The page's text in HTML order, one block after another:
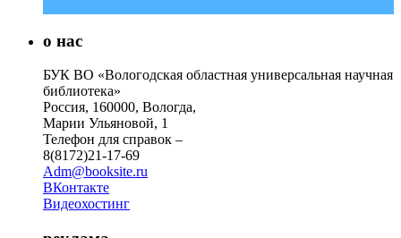
о нас
БУК ВО «Вологодская областная универсальная научная
библиотека»
Россия, 160000, Вологда,
Марии Ульяновой, 1
Телефон для справок –
8(8172)21-17-69
Adm@booksite.ru
ВКонтакте
Видеохостинг